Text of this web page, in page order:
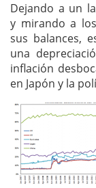
Dejando a un
y mirando a
sus balances,
una
inflación
en Japón y la